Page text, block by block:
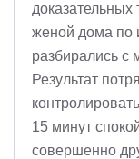
доказательных
женой дома по
разбирались с
Результат
15 минут
совершенно